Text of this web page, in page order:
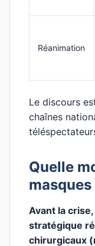
Réanimation
Le discours
chaînes
Quelle
masques
Avant la
stratégique
chirurgicaux